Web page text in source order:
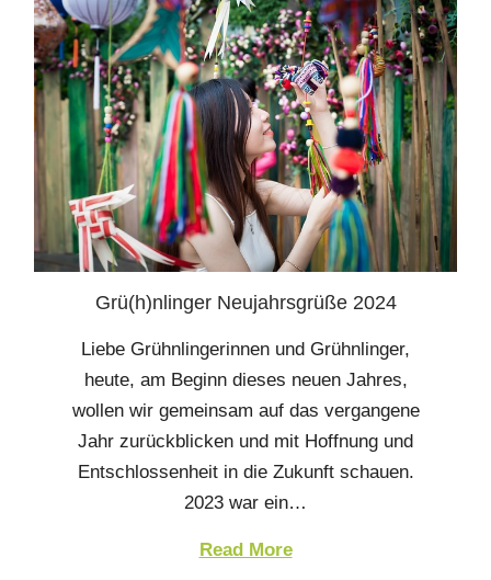
Grü(h)nlinger Neujahrsgrüße 2024
Liebe Grühnlingerinnen und Grühnlinger,
heute, am Beginn dieses neuen Jahres,
wollen wir gemeinsam auf das vergangene
Jahr zurückblicken und mit Hoffnung und
Entschlossenheit in die Zukunft schauen.
2023 war ein…
Read More